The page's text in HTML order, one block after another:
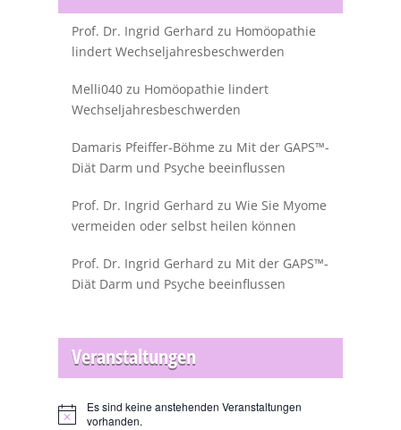
Prof. Dr. Ingrid Gerhard zu Homöopathie
lindert Wechseljahresbeschwerden
Melli040zu Homöopathie lindert
Wechseljahresbeschwerden
Damaris Pfeiffer-Böhme zu Mit der GAPS™-
Diät Darm und Psyche beeinflussen
Prof. Dr. Ingrid Gerhard zu Wie Sie Myome
vermeiden oder selbst heilen können
Prof. Dr. Ingrid Gerhard zu Mit der GAPS™-
Diät Darm und Psyche beeinflussen
Veranstaltungen
Hinweis
Es sind keine anstehenden Veranstaltungen
vorhanden.